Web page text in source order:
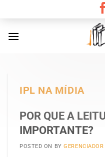
content
IPL NA MÍDIA
POR QUE A
IMPORTANTE?
POSTED ON BYGERENCIADOR